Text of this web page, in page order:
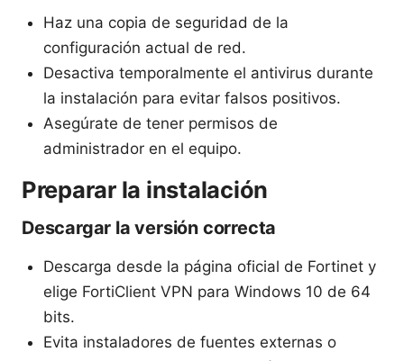
Haz una copia de seguridad de la
configuración actual de red.
Desactiva temporalmente el antivirus durante
la instalación para evitar falsos positivos.
Asegúrate de tener permisos de
administrador en el equipo.
Preparar la instalación
Descargar la versión correcta
Descarga desde la página oficial de Fortinet y
elige FortiClient VPN para Windows 10 de 64
bits.
Evita instaladores de fuentes externas o